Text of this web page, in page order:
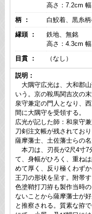
高さ：7.2cm
柄 ：
白鮫着、黒糸
縁頭 ：
鉄地、無銘
高さ：4.3cm
目貫 ：
（なし）
説明：
大隅守広光は、大和郡
いう。京の鞍馬関吉次の
泉守兼定の門人となり、
間に大隅守を受領する。
広光が記した師：和泉守
刀剣注文帳が残されてお
薩摩藩士、土佐藩士らの名
本刀は、刃長が2尺4寸7
て、身幅がひろく、重ね
めて厚く、反り極くわず
王刀の形状を呈す。附帯
色塗鞘打刀拵も製作当時
ないことから薩摩藩士が
と推察される。質素な拵